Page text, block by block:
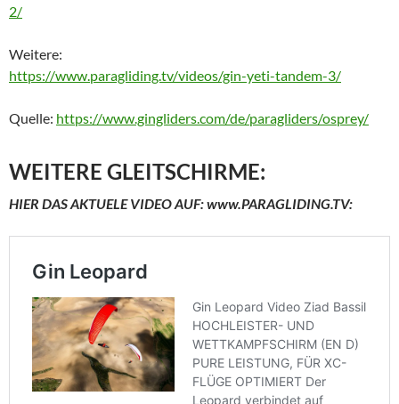
2/
Weitere:
https://www.paragliding.tv/videos/gin-yeti-tandem-3/
Quelle: https://www.gingliders.com/de/paragliders/osprey/
WEITERE GLEITSCHIRME:
HIER DAS AKTUELE VIDEO AUF: www.PARAGLIDING.TV: